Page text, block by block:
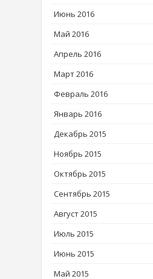
Июнь 2016
Май 2016
Апрель 2016
Март 2016
Февраль 2016
Январь 2016
Декабрь 2015
Ноябрь 2015
Октябрь 2015
Сентябрь 2015
Август 2015
Июль 2015
Июнь 2015
Май 2015